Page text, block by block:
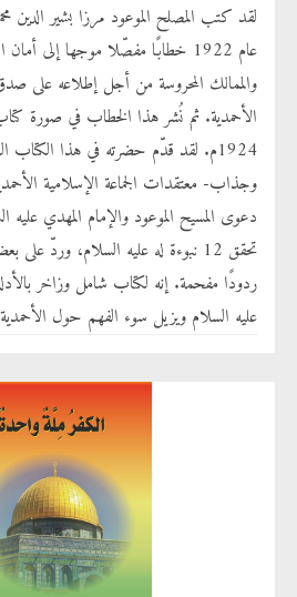
لقد كتب المصلح الموعود مرزا بشير الدين
عام 1922 خطابًا مفصّلا موجها إلى
والممالك المحروسة من أجل إطلاعه على صدق
الأحمدية. ثم نُشر هذا الخطاب في صورة
1924م. لقد قدّم حضرته في هذا
وجذاب- معتقدات الجماعة الإسلامية
دعوى المسيح الموعود والإمام المهدي
تحقق 12 نبوءة له عليه السلام، وردّ
ردودًا مفحمة. إنه لكتاب شامل وزاخر
عليه السلام ويزيل سوء الفهم حول